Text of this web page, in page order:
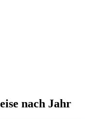
nach Jahr